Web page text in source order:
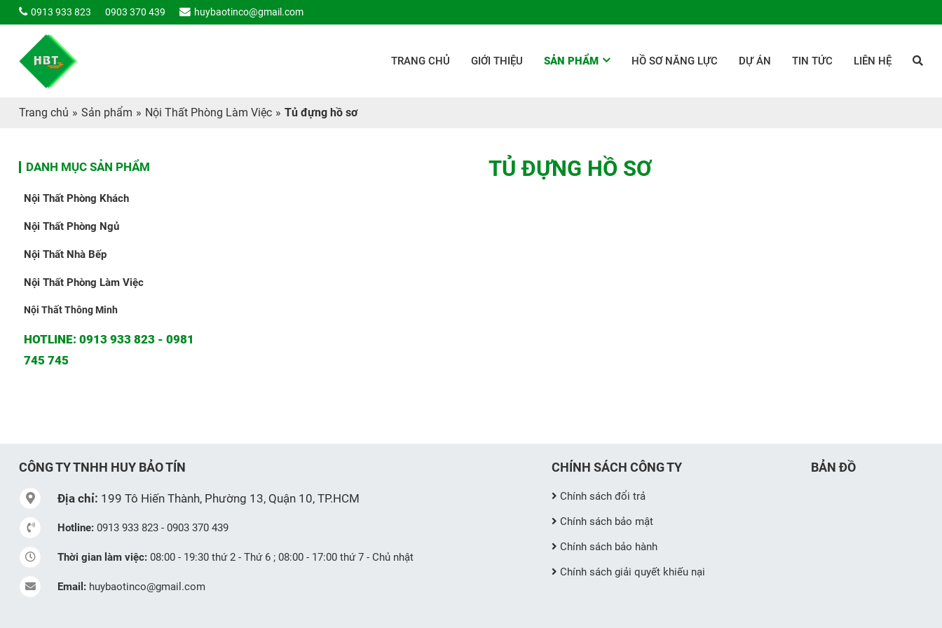
0913 933 823 0903 370 439 huybaotinco@gmail.com
TRANG CHỦ GIỚI THIỆU SẢN PHẨM HỒ SƠ NĂNG LỰC DỰ ÁN TIN TỨC LIÊN HỆ
Trang chủ » Sản phẩm » Nội Thất Phòng Làm Việc » Tủ đựng hồ sơ
DANH MỤC SẢN PHẨM
Nội Thất Phòng Khách
Nội Thất Phòng Ngủ
Nội Thất Nhà Bếp
Nội Thất Phòng Làm Việc
Nội Thất Thông Minh
HOTLINE: 0913 933 823 - 0981
745 745
TỦ ĐỰNG HỒ SƠ
CÔNG TY TNHH HUY BẢO TÍN
Địa chỉ: 199 Tô Hiến Thành, Phường 13, Quận 10, TP.HCM
Hotline: 0913 933 823 - 0903 370 439
Thời gian làm việc: 08:00 - 19:30 thứ 2 - Thứ 6 ; 08:00 - 17:00 thứ 7 - Chủ nhật
Email: huybaotinco@gmail.com
CHÍNH SÁCH CÔNG TY
Chính sách đổi trả
Chính sách bảo mật
Chính sách bảo hành
Chính sách giải quyết khiếu nại
BẢN ĐỒ